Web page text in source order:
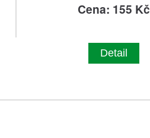
Cena: 155 Kč
Detail